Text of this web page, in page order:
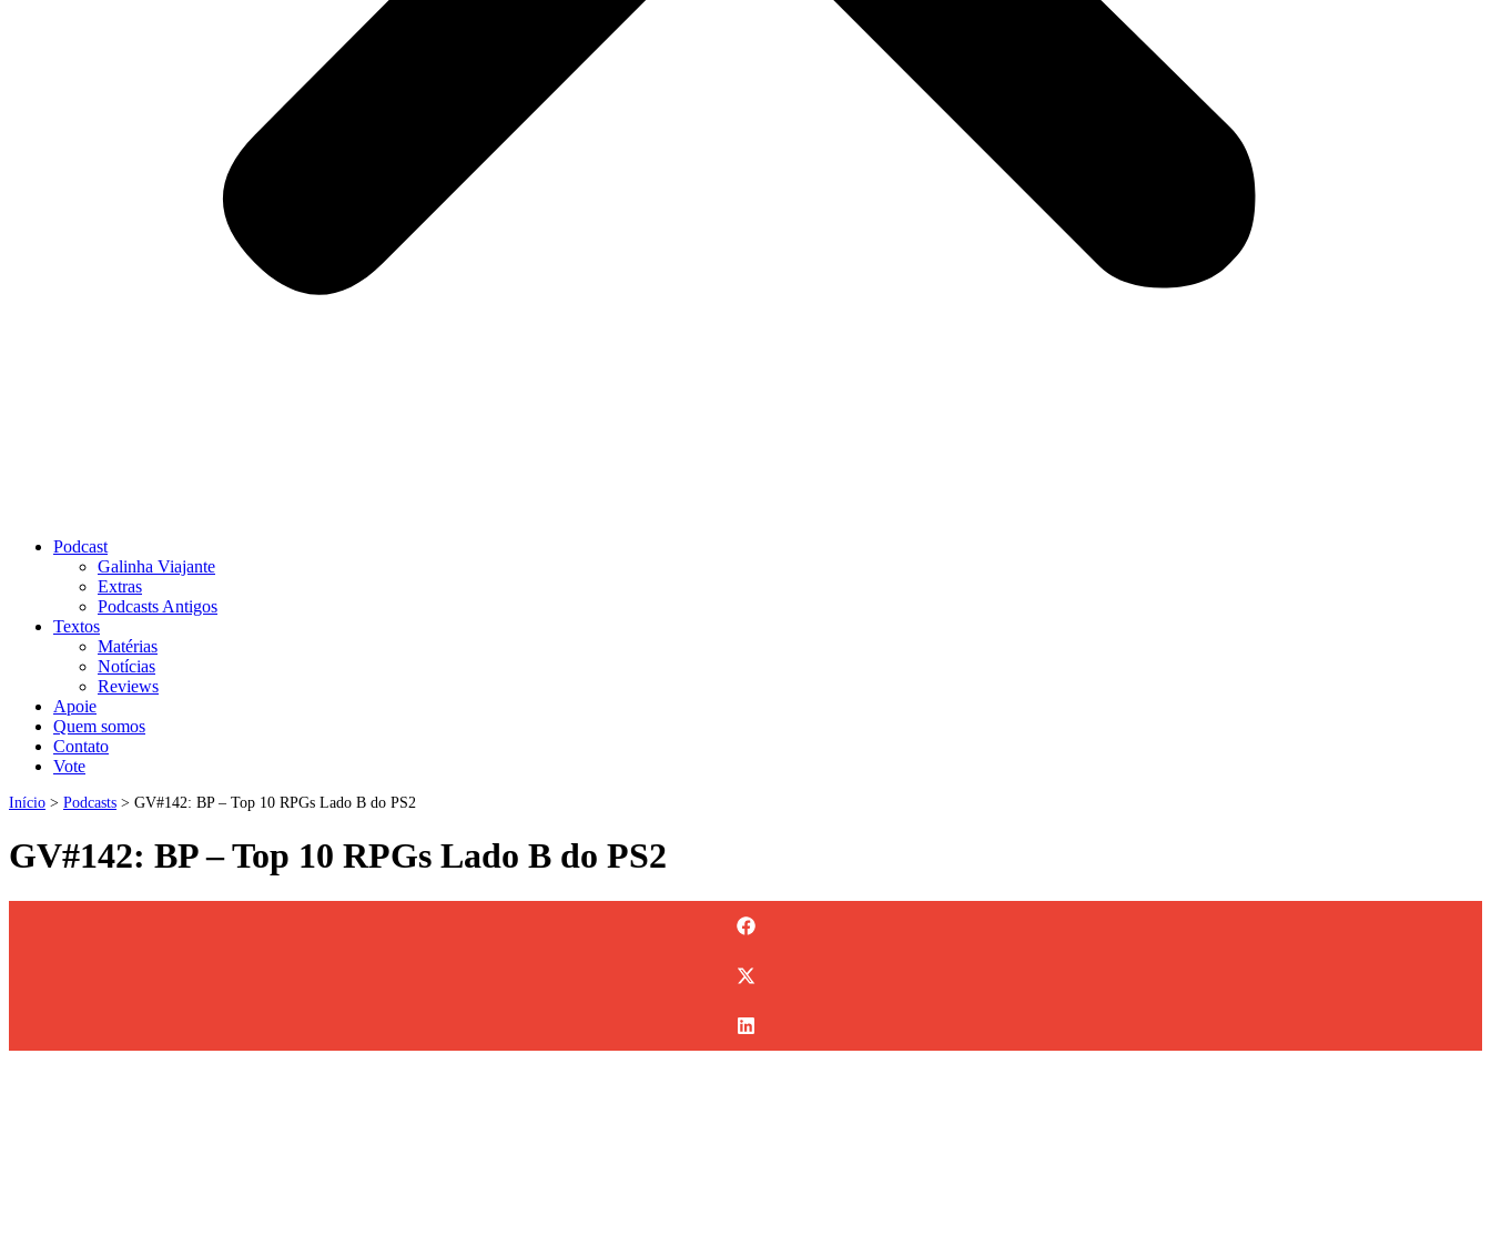
Podcast
Galinha Viajante
Extras
Podcasts Antigos
Textos
Matérias
Notícias
Reviews
Apoie
Quem somos
Contato
Vote
Início > Podcasts > GV#142: BP – Top 10 RPGs Lado B do PS2
GV#142: BP – Top 10 RPGs Lado B do PS2